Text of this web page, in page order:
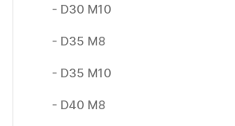
- D30 M10
- D35 M8
- D35 M10
- D40 M8